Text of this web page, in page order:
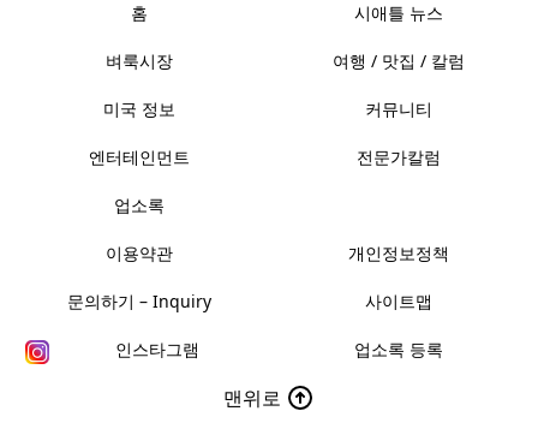
홈 시애틀 뉴스
벼룩시장 여행 / 맛집 / 칼럼
미국 정보 커뮤니티
엔터테인먼트 전문가칼럼
업소록
이용약관 개인정보정책
문의하기 – Inquiry 사이트맵
인스타그램 업소록 등록
맨위로